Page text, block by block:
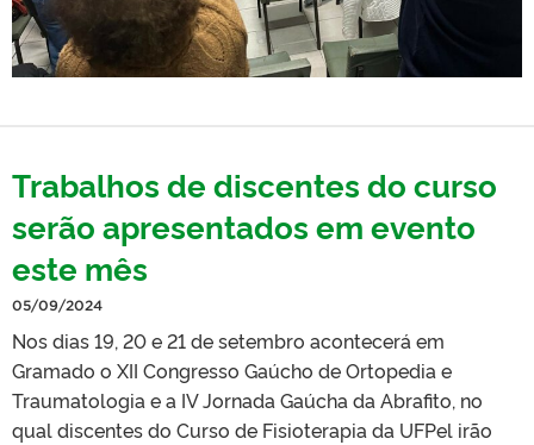
Trabalhos de discentes do curso
serão apresentados em evento
este mês
05/09/2024
Nos dias 19, 20 e 21 de setembro acontecerá em
Gramado o XII Congresso Gaúcho de Ortopedia e
Traumatologia e a IV Jornada Gaúcha da Abrafito, no
qual discentes do Curso de Fisioterapia da UFPel irão